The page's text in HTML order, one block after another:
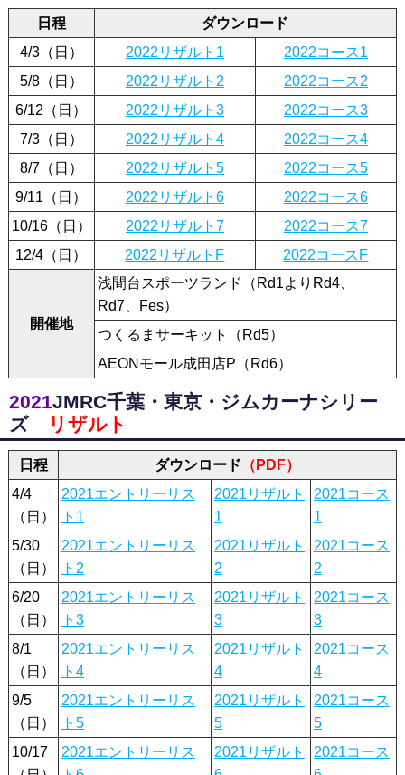
日程
ダウンロード
4/3（日）
2022リザルト1
2022コース1
5/8（日）
2022リザルト2
2022コース2
6/12（日）
2022リザルト3
2022コース3
7/3（日）
2022リザルト4
2022コース4
8/7（日）
2022リザルト5
2022コース5
9/11（日）
2022リザルト6
2022コース6
10/16（日）
2022リザルト7
2022コース7
12/4（日）
2022リザルトF 2022コースF
開催地
浅間台スポーツランド（Rd1よりRd4、
Rd7、Fes）
つくるまサーキット（Rd5）
AEONモール成田店P（Rd6）
2021JMRC千葉・東京・ジムカーナシリー
ズ
リザルト
日程 ダウンロード （PDF）
4/4
（日）
2021エントリーリス
ト1
2021リザルト
1
2021コース
1
5/30
（日）
2021エントリーリス
ト2
2021リザルト
2
2021コース
2
6/20
（日）
2021エントリーリス
ト3
2021リザルト
3
2021コース
3
8/1
（日）
2021エントリーリス
ト4
2021リザルト
4
2021コース
4
9/5
（日）
2021エントリーリス
ト5
2021リザルト
5
2021コース
5
10/17
2021エントリーリス
2021リザルト
2021コース